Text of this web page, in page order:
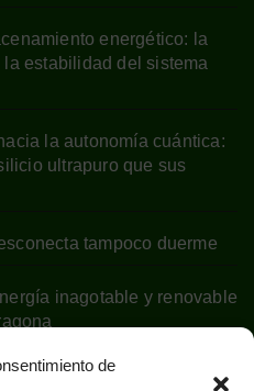
de
energético: la
estabilidad del sistema
la autonomía cuántica:
ultrapuro que sus
tampoco duerme
inagotable y renovable